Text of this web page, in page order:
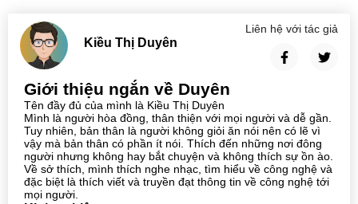
Kiều Thị Duyên
Liên hệ với tác giả
Giới thiệu ngắn về Duyên
Tên đầy đủ của mình là Kiều Thị Duyên
Mình là người hòa đồng, thân thiện với mọi người và dễ gần.
Tuy nhiên, bản thân là người không giỏi ăn nói nên có lẽ vì
vậy mà bản thân có phần ít nói. Thích đến những nơi đông
người nhưng không hay bắt chuyện và không thích sự ồn ào.
Về sở thích, mình thích nghe nhạc, tìm hiểu về công nghệ và
đặc biệt là thích viết và truyền đạt thông tin về công nghệ tới
mọi người.